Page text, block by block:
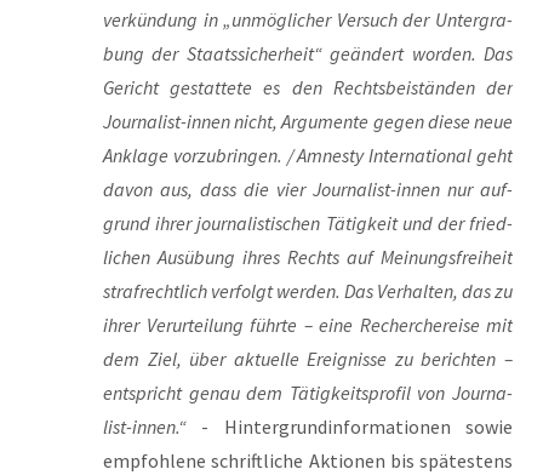
ver­kün­dung in „unmög­li­cher Ver­such der Unter­gra­
bung der Staats­si­cher­heit“ geän­dert wor­den. Das
Gericht gestat­te­te es den Rechts­bei­stän­den der
Jour­na­list-innen nicht, Argu­men­te gegen die­se neue
Ankla­ge vor­zu­brin­gen. / Amnes­ty Inter­na­tio­nal geht
davon aus, dass die vier Jour­na­list-innen nur auf­
grund ihrer jour­na­lis­ti­schen Tätig­keit und der fried­
li­chen Aus­übung ihres Rechts auf Mei­nungs­frei­heit
straf­recht­lich ver­folgt wer­den. Das Ver­hal­ten, das zu
ihrer Ver­ur­tei­lung führ­te – eine Recher­che­rei­se mit
dem Ziel, über aktu­el­le Ereig­nis­se zu berich­ten –
ent­spricht genau dem Tätig­keits­pro­fil von Jour­na­
list-innen.“ - Hin­ter­grund­in­for­ma­tio­nen sowie
emp­foh­le­ne schrift­li­che Aktio­nen bis spä­tes­tens